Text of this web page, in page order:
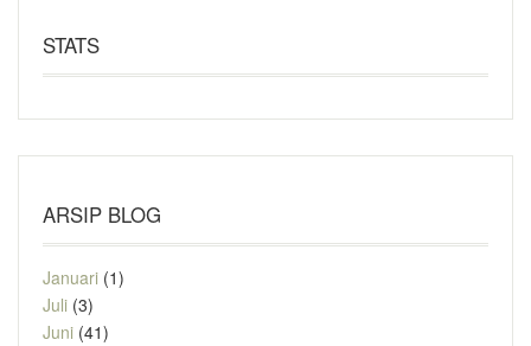
STATS
ARSIP BLOG
Januari (1)
Juli (3)
Juni (41)